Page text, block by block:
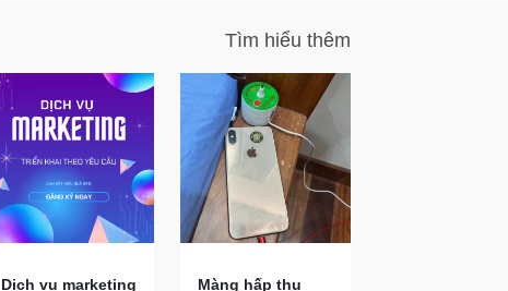
Tìm hiểu thêm
Dịch vụ marketing
Màng hấp thụ